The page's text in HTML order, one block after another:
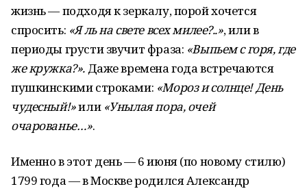
жизнь — подходя к зеркалу, порой хочется
спросить: «Я ль на свете всех милее?..», или в
периоды грусти звучит фраза: «Выпьем с горя, где
же кружка?».Даже времена года встречаются
пушкинскими строками: «Мороз и солнце! День
чудесный!»или «Унылая пора, очей
очарованье…».
Именно в этот день — 6 июня (по новому стилю)
1799 года — в Москве родился Александр